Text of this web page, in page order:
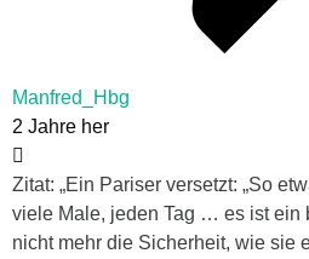
Manfred_Hbg
2 Jahre her
Zitat: „Ein Pariser versetzt: „So
viele Male, jeden Tag … es ist ein
nicht mehr die Sicherheit, wie sie